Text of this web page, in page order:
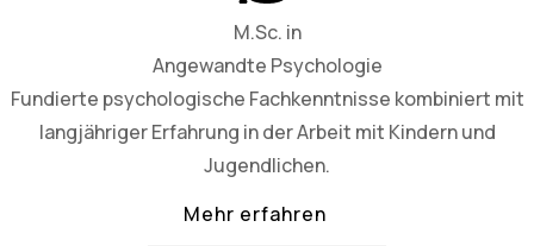
M.Sc. in
Angewandte Psychologie
Fundierte psychologische Fachkenntnisse kombiniert mit
langjähriger Erfahrung in der Arbeit mit Kindern und
Jugendlichen.
Mehr erfahren